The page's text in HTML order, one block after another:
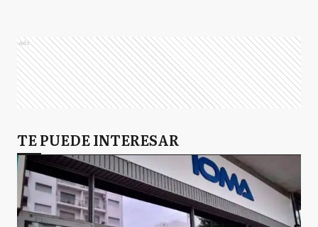
Ads
TE PUEDE INTERESAR